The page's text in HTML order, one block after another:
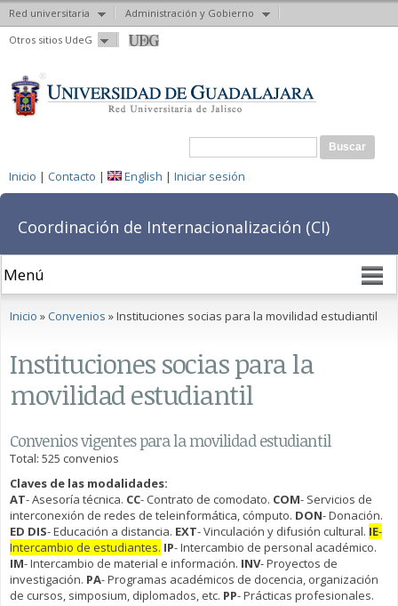
Red universitaria
Administración y Gobierno
Otros sitios UdeG
Pasar al
contenido
Formulario de búsqueda
Buscar
Inicio | Contacto | English | Iniciar sesión
Coordinación de Internacionalización (CI)
Se encuentra usted aquí
Inicio »Convenios » Instituciones socias para la movilidad estudiantil
Instituciones socias para la
movilidad estudiantil
Convenios vigentes para la movilidad estudiantil
Total: 525 convenios
Claves de las modalidades:
AT- Asesoría técnica. CC- Contrato de comodato. COM- Servicios de
interconexión de redes de teleinformática, cómputo. DON- Donación.
ED DIS- Educación a distancia. EXT- Vinculación y difusión cultural. IE-
Intercambio de estudiantes. IP- Intercambio de personal académico.
IM- Intercambio de material e información. INV- Proyectos de
investigación. PA- Programas académicos de docencia, organización
de cursos, simposium, diplomados, etc. PP- Prácticas profesionales.